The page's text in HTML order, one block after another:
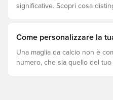
significative. Scopri cosa
Come personalizzare la
Una maglia da calcio non è
numero, che sia quello del